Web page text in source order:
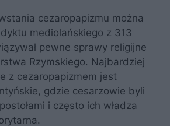
cezaropapizmu można
mediolańskiego z 313
pewne sprawy religijne
Rzymskiego. Najbardziej
z cezaropapizmem jest
gdzie cesarzowie byli
i często ich władza